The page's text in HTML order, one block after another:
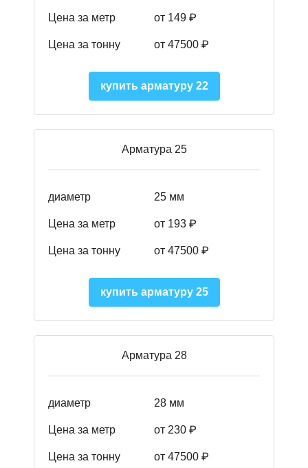
Цена за метр от 149 ₽
Цена за тонну от 47500 ₽
купить арматуру 22
Арматура 25
диаметр 25 мм
Цена за метр от 193 ₽
Цена за тонну от 47500 ₽
купить арматуру 25
Арматура 28
диаметр 28 мм
Цена за метр от 230 ₽
Цена за тонну от 47500 ₽